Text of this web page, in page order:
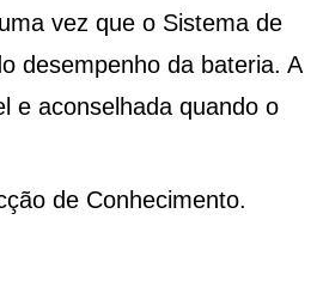
vez que o Sistema de
desempenho da bateria. A
e aconselhada quando o
de Conhecimento.